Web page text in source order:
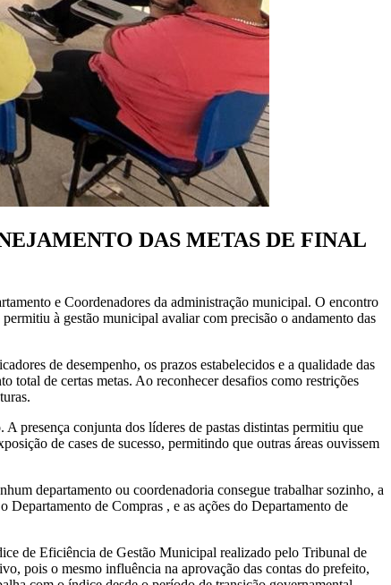
DAS METAS DE FINAL
e Coordenadores da administração municipal. O encontro
à gestão municipal avaliar com precisão o andamento das
de desempenho, os prazos estabelecidos e a qualidade das
total de certas metas. Ao reconhecer desafios como restrições
presença conjunta dos líderes de pastas distintas permitiu que
de cases de sucesso, permitindo que outras áreas ouvissem
departamento ou coordenadoria consegue trabalhar sozinho, a
de Compras , e as ações do Departamento de
de Eficiência de Gestão Municipal realizado pelo Tribunal de
pois o mesmo influência na aprovação das contas do prefeito,